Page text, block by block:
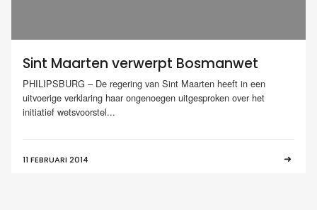
Sint Maarten verwerpt Bosmanwet
PHILIPSBURG – De regering van Sint Maarten heeft in een
uitvoerige verklaring haar ongenoegen uitgesproken over het
initiatief wetsvoorstel...
11 FEBRUARI 2014